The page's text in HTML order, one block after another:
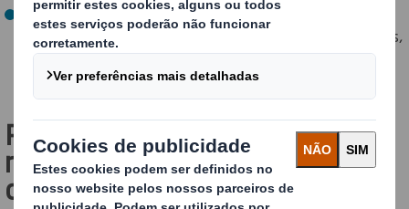
As interferências eletromagnéticas (EMI)
perturbar o funcionamento de dispositivos eletrónicos,
especialmente em ambientes com uma elevada
densidade de equipamentos elétricos.
Principais setores que
requerem embalagens
condutoras